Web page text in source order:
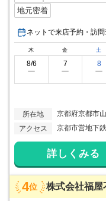
地元密着
ネットで来店予約・訪
木 金 土
8/6
ー
7
ー
8
ー
所在地
京都府京都市
アクセス
京都市営地下
詳しくみる
4位 株式会社福